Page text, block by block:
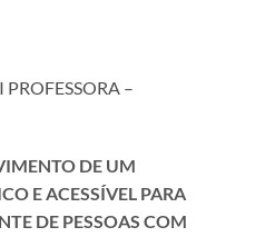
–
DE UM
E ACESSÍVEL PARA
DE PESSOAS COM